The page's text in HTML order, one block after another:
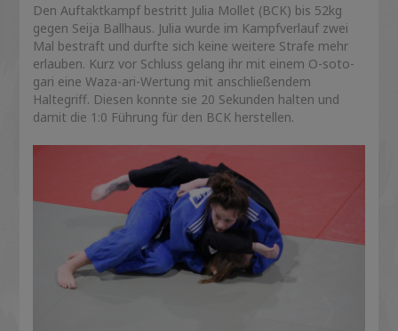
Den Auftaktkampf bestritt Julia Mollet (BCK) bis 52kg
gegen Seija Ballhaus. Julia wurde im Kampfverlauf zwei
Mal bestraft und durfte sich keine weitere Strafe mehr
erlauben. Kurz vor Schluss gelang ihr mit einem O-soto-
gari eine Waza-ari-Wertung mit anschließendem
Haltegriff. Diesen konnte sie 20 Sekunden halten und
damit die 1:0 Führung für den BCK herstellen.